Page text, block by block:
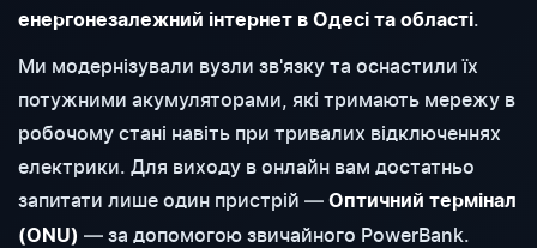
енергонезалежний інтернет в Одесі та області.
Ми модернізували вузли зв'язку та оснастили їх
потужними акумуляторами, які тримають мережу в
робочому стані навіть при тривалих відключеннях
електрики. Для виходу в онлайн вам достатньо
запитати лише один пристрій — Оптичний термінал
(ONU) — за допомогою звичайного PowerBank.